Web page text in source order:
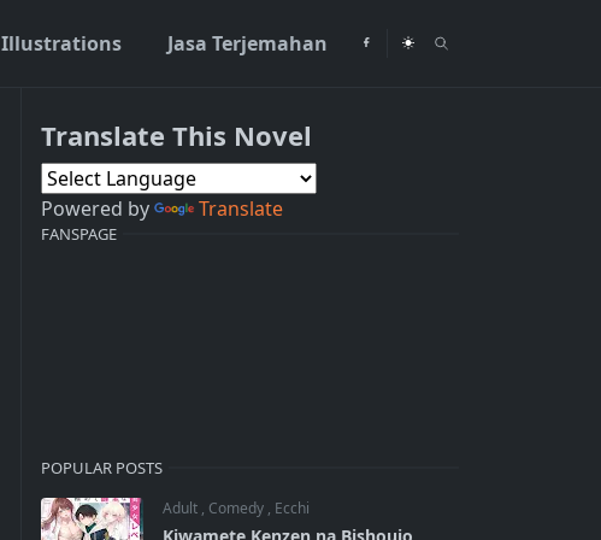
Illustrations Jasa Terjemahan
Translate This Novel
Powered by Translate
FANSPAGE
POPULAR POSTS
Adult , Comedy , Ecchi